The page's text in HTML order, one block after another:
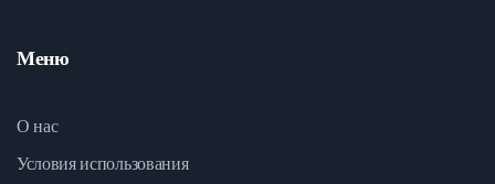
Меню
О нас
Условия использования